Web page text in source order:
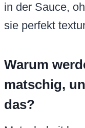
in der Sauce,
sie perfekt
Warum
matschig,
das?